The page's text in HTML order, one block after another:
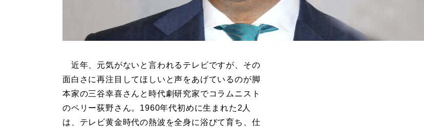
近年、元気がないと言われるテレビですが、その
面白さに再注目してほしいと声をあげているのが脚
本家の三谷幸喜さんと時代劇研究家でコラムニスト
のペリー荻野さん。1960年代初めに生まれた2人
は、テレビ黄金時代の熱波を全身に浴びて育ち、仕